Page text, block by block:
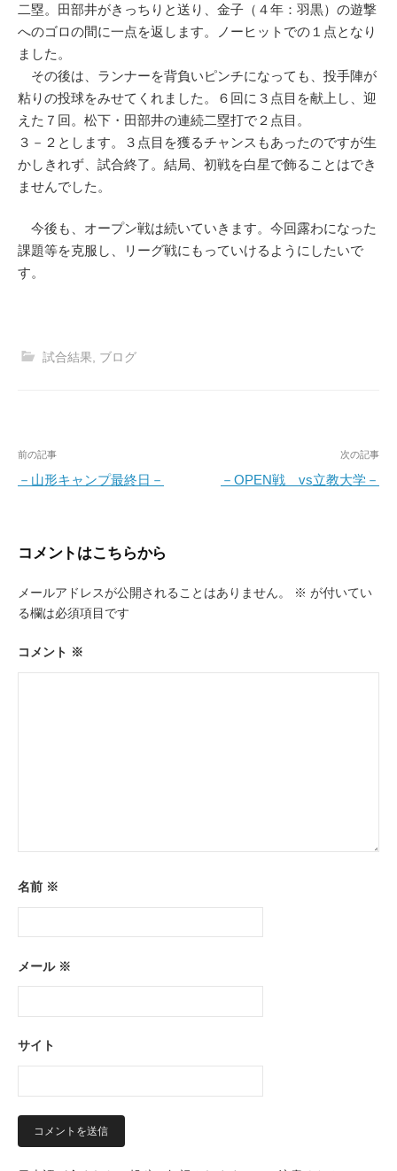
二塁。田部井がきっちりと送り、金子（４年：羽黒）の遊撃
へのゴロの間に一点を返します。ノーヒットでの１点となり
ました。
その後は、ランナーを背負いピンチになっても、投手陣が
粘りの投球をみせてくれました。６回に３点目を献上し、迎
えた７回。松下・田部井の連続二塁打で２点目。
３－２とします。３点目を獲るチャンスもあったのですが生
かしきれず、試合終了。結局、初戦を白星で飾ることはでき
ませんでした。
今後も、オープン戦は続いていきます。今回露わになった
課題等を克服し、リーグ戦にもっていけるようにしたいで
す。
試合結果 ブログ
投
稿
ゲ
ー
シ
ョ
ン
前の記事
－山形キャンプ最終日－
次の記事
－OPEN戦 vs立教大学－
コメントはこちらから
メールアドレスが公開されることはありません。 ※ が付いてい
る欄は必須項目です
コメント ※
名前 ※
メール ※
サイト